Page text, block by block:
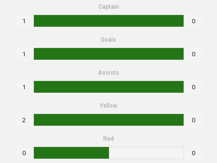
Captain
1 0
Goals
1 0
Assists
1 0
Yellow
2 0
Red
0 0